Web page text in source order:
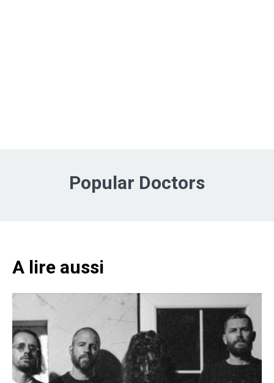
Popular Doctors
A lire aussi